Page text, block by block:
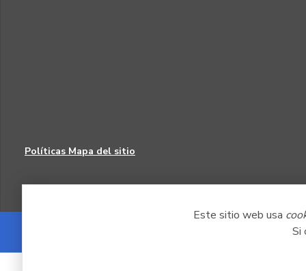
Este sitio web usa
Si
Políticas Mapa del sitio